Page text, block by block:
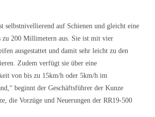
selbstnivellierend auf Schienen und gleicht eine
zu 200 Millimetern aus. Sie ist mit vier
ausgestattet und damit sehr leicht zu den
Zudem verfügt sie über eine
von bis zu 15km/h oder 5km/h im
beginnt der Geschäftsführer der Kunze
die Vorzüge und Neuerungen der RR19-500